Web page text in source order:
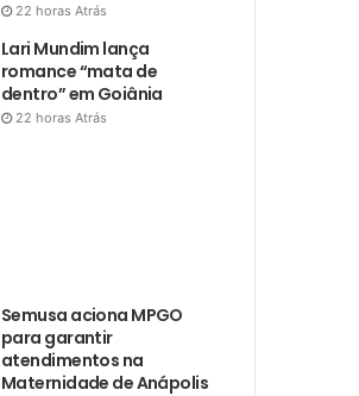
22 horas Atrás
Lari Mundim lança
romance “mata de
dentro” em Goiânia
22 horas Atrás
Semusa aciona MPGO
para garantir
atendimentos na
Maternidade de Anápolis